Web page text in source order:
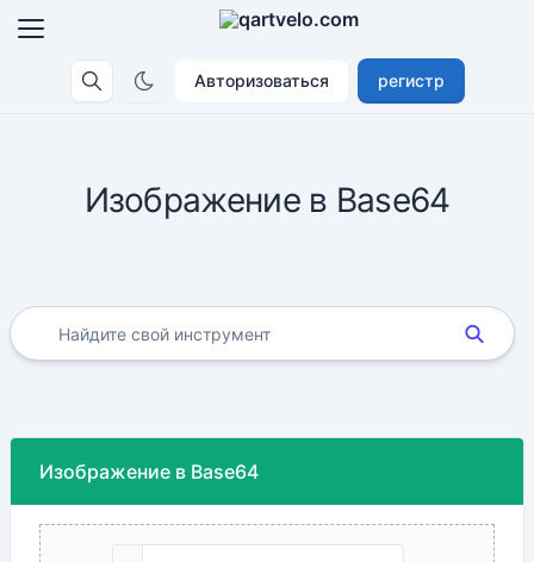
Авторизоваться регистр
Изображение в Base64
Изображение в Base64